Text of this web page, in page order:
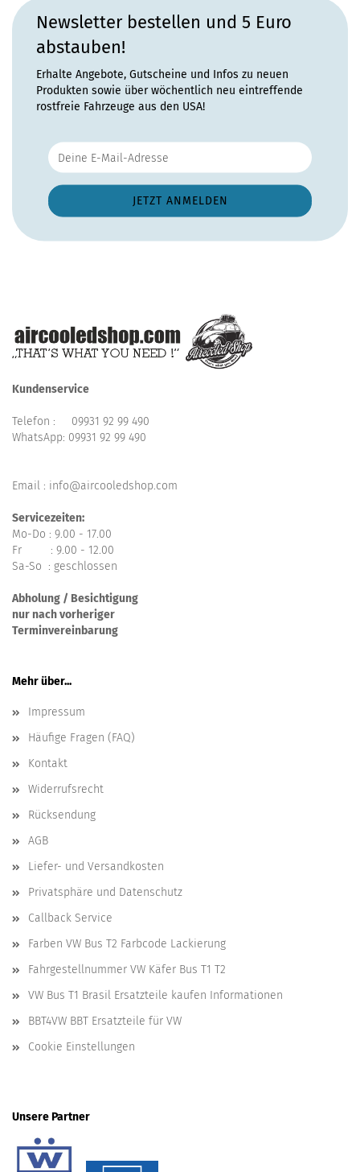
Newsletter bestellen und 5 Euro
abstauben!
Erhalte Angebote, Gutscheine und Infos zu neuen
Produkten sowie über wöchentlich neu eintreffende
rostfreie Fahrzeuge aus den USA!
Kundenservice
Telefon : 09931 92 99 490
WhatsApp: 09931 92 99 490
Email : info@aircooledshop.com
Servicezeiten:
Mo-Do : 9.00 - 17.00
Fr : 9.00 - 12.00
Sa-So : geschlossen
Abholung / Besichtigung
nur nach vorheriger
Terminvereinbarung
Mehr über...
Impressum
Häufige Fragen (FAQ)
Kontakt
Widerrufsrecht
Rücksendung
AGB
Liefer- und Versandkosten
Privatsphäre und Datenschutz
Callback Service
Farben VW Bus T2 Farbcode Lackierung
Fahrgestellnummer VW Käfer Bus T1 T2
VW Bus T1 Brasil Ersatzteile kaufen Informationen
BBT4VW BBT Ersatzteile für VW
Cookie Einstellungen
Unsere Partner